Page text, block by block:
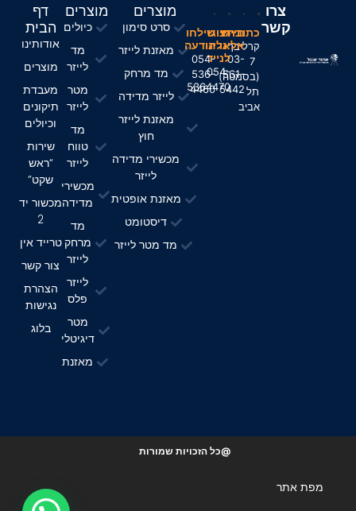
דף
הבית
אודותינו
מוצרים
מעבדת
תיקונים
וכיולים
שירות
“ראש
שקט”
מכשור יד
2
טרייד אין
צור קשר
הצהרת
נגישות
בלוג
מוצרים
כיולים
מד
לייזר
מטר
לייזר
מד
טווח
לייזר
מכשירי
מדידה
מד
מרחק
לייזר
לייזר
פלס
מטר
דיגיטלי
מאזנת
מוצרים
סרט סימון
מאזנת לייזר
מד מרחק
לייזר מדידה
מאזנת לייזר
חוץ
מכשירי מדידה
לייזר
מאזנת אופטית
דיסטומט
מד מטר לייזר
צרו
קשרכתובתינו
קרליבך
7
(בסמטה)
תל
אביב
חייגו
אלינו
03-
561-
5442
חייגו
אלינו
לנייד
054-
5364470
שילחו
הודעה
054-
536-
4460
@כל הזכויות שמורות
מפת אתר